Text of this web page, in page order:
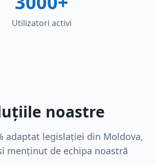
Utilizatori activi
noastre
adaptat legislației din Moldova,
menținut de echipa noastră